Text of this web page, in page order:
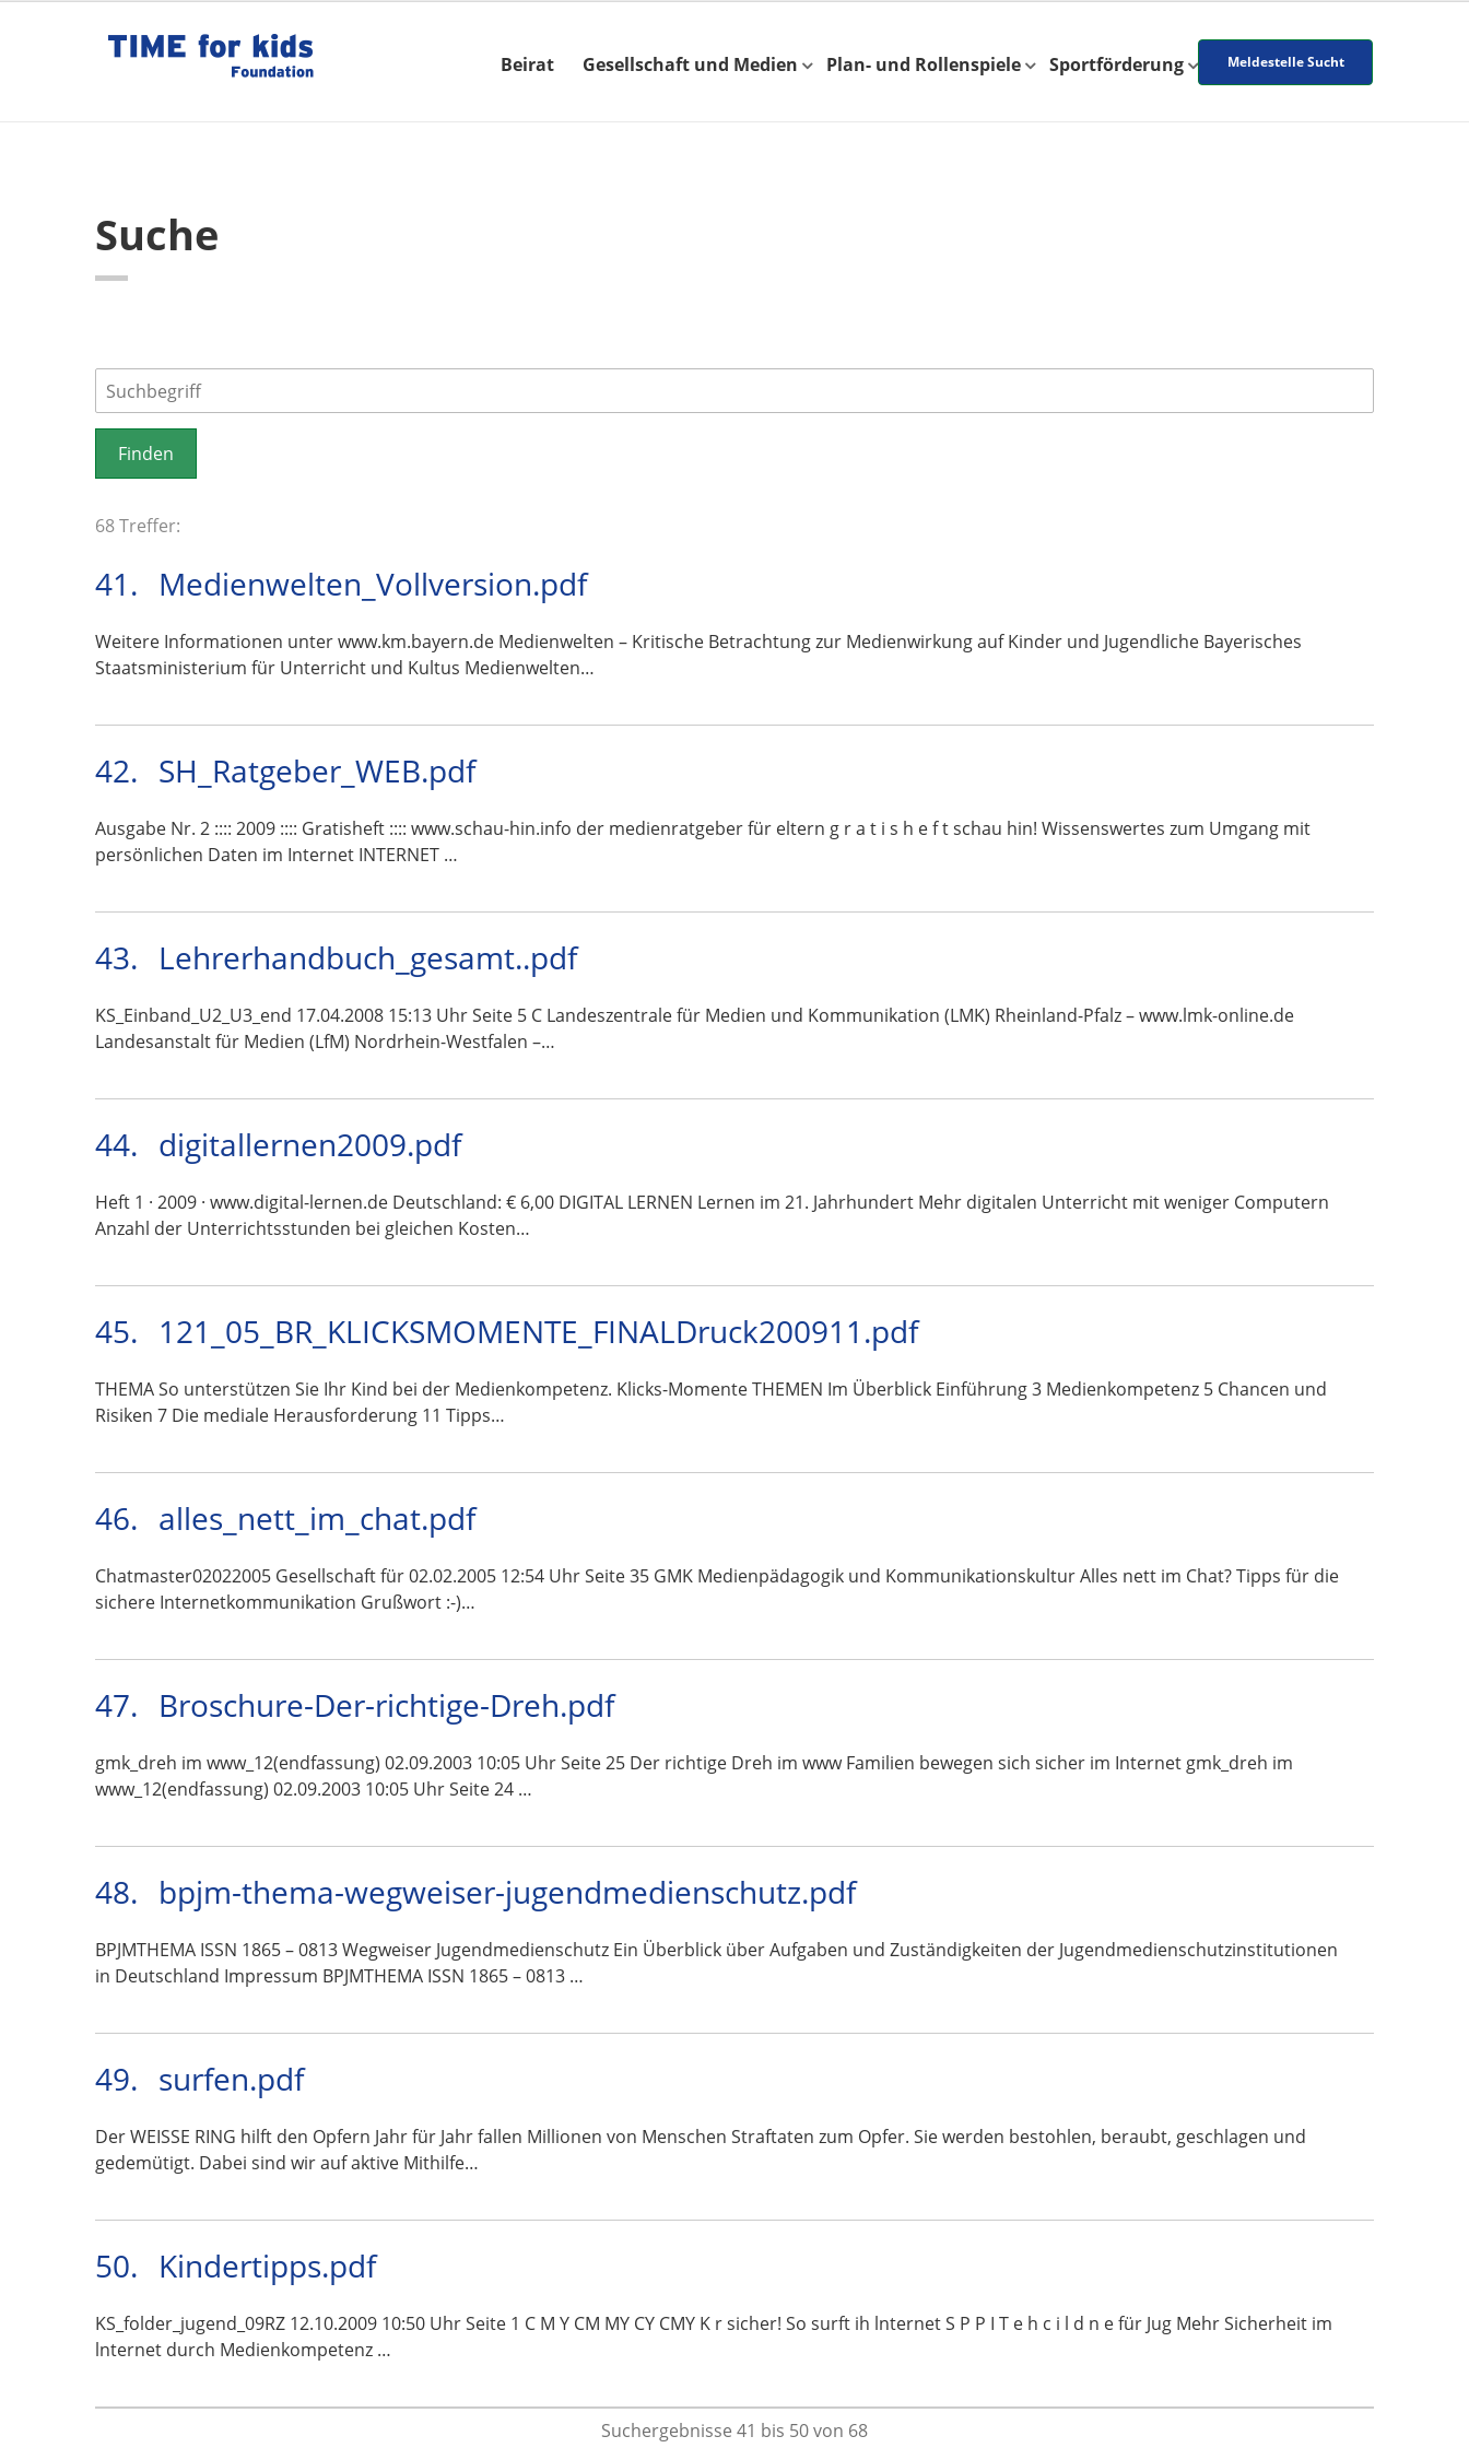
Beirat Gesellschaft und Medien Plan- und Rollenspiele Sportförderung Meldestelle Sucht
Suche
68 Treffer:
41. Medienwelten_Vollversion.pdf
Weitere Informationen unter www.km.bayern.de Medienwelten – Kritische Betrachtung zur Medienwirkung auf Kinder und Jugendliche Bayerisches
Staatsministerium für Unterricht und Kultus Medienwelten…
42. SH_Ratgeber_WEB.pdf
Ausgabe Nr. 2 :::: 2009 :::: Gratisheft :::: www.schau-hin.info der medienratgeber für eltern g r a t i s h e f t schau hin! Wissenswertes zum Umgang mit
persönlichen Daten im Internet INTERNET …
43. Lehrerhandbuch_gesamt..pdf
KS_Einband_U2_U3_end 17.04.2008 15:13 Uhr Seite 5 C Landeszentrale für Medien und Kommunikation (LMK) Rheinland-Pfalz – www.lmk-online.de
Landesanstalt für Medien (LfM) Nordrhein-Westfalen –…
44. digitallernen2009.pdf
Heft 1 · 2009 · www.digital-lernen.de Deutschland: € 6,00 DIGITAL LERNEN Lernen im 21. Jahrhundert Mehr digitalen Unterricht mit weniger Computern
Anzahl der Unterrichtsstunden bei gleichen Kosten…
45. 121_05_BR_KLICKSMOMENTE_FINALDruck200911.pdf
THEMA So unterstützen Sie Ihr Kind bei der Medienkompetenz. Klicks-Momente THEMEN Im Überblick Einführung 3 Medienkompetenz 5 Chancen und
Risiken 7 Die mediale Herausforderung 11 Tipps…
46. alles_nett_im_chat.pdf
Chatmaster02022005 Gesellschaft für 02.02.2005 12:54 Uhr Seite 35 GMK Medienpädagogik und Kommunikationskultur Alles nett im Chat? Tipps für die
sichere Internetkommunikation Grußwort :-)…
47. Broschure-Der-richtige-Dreh.pdf
gmk_dreh im www_12(endfassung) 02.09.2003 10:05 Uhr Seite 25 Der richtige Dreh im www Familien bewegen sich sicher im Internet gmk_dreh im
www_12(endfassung) 02.09.2003 10:05 Uhr Seite 24 …
48. bpjm-thema-wegweiser-jugendmedienschutz.pdf
BPJMTHEMA ISSN 1865 – 0813 Wegweiser Jugendmedienschutz Ein Überblick über Aufgaben und Zuständigkeiten der Jugendmedienschutzinstitutionen
in Deutschland Impressum BPJMTHEMA ISSN 1865 – 0813 …
49. surfen.pdf
Der WEISSE RING hilft den Opfern Jahr für Jahr fallen Millionen von Menschen Straftaten zum Opfer. Sie werden bestohlen, beraubt, geschlagen und
gedemütigt. Dabei sind wir auf aktive Mithilfe…
50. Kindertipps.pdf
KS_folder_jugend_09RZ 12.10.2009 10:50 Uhr Seite 1 C M Y CM MY CY CMY K r sicher! So surft ih lnternet S P P I T e h c i l d n e für Jug Mehr Sicherheit im
lnternet durch Medienkompetenz …
Suchergebnisse 41 bis 50 von 68